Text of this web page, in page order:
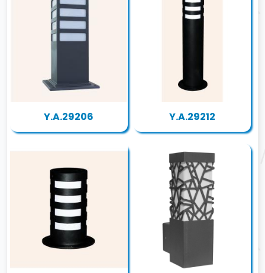
Y.A.29206 Y.A.29212